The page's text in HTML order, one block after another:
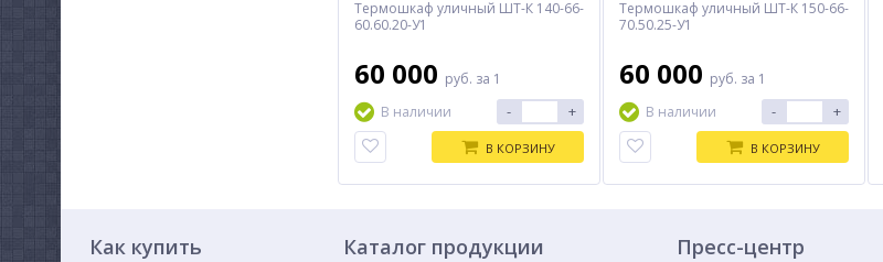
Термошкаф уличный ШТ-К 140-66-
60.60.20-У1
60 000 руб. за 1
В наличии
- +
В КОРЗИНУ
Термошкаф уличный ШТ-К 150-66-
70.50.25-У1
60 000 руб. за 1
В наличии
- +
В КОРЗИНУ
Как купить Каталог продукции Пресс-центр